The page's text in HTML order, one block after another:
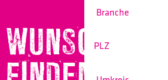
WUNSCHBERUF